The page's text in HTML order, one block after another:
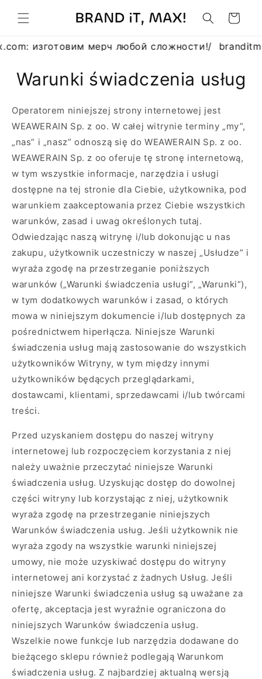
do
treści
Koszyk
изготовим мерч любой сложности!/
Warunki świadczenia usług
Operatorem niniejszej strony internetowej jest
WEAWERAIN Sp. z oo. W całej witrynie terminy „my”,
„nas” i „nasz” odnoszą się do WEAWERAIN Sp. z oo.
WEAWERAIN Sp. z oo oferuje tę stronę internetową,
w tym wszystkie informacje, narzędzia i usługi
dostępne na tej stronie dla Ciebie, użytkownika, pod
warunkiem zaakceptowania przez Ciebie wszystkich
warunków, zasad i uwag określonych tutaj.
Odwiedzając naszą witrynę i/lub dokonując u nas
zakupu, użytkownik uczestniczy w naszej „Usłudze” i
wyraża zgodę na przestrzeganie poniższych
warunków („Warunki świadczenia usługi”, „Warunki”),
w tym dodatkowych warunków i zasad, o których
mowa w niniejszym dokumencie i/lub dostępnych za
pośrednictwem hiperłącza. Niniejsze Warunki
świadczenia usług mają zastosowanie do wszystkich
użytkowników Witryny, w tym między innymi
użytkowników będących przeglądarkami,
dostawcami, klientami, sprzedawcami i/lub twórcami
treści.
Przed uzyskaniem dostępu do naszej witryny
internetowej lub rozpoczęciem korzystania z niej
należy uważnie przeczytać niniejsze Warunki
świadczenia usług. Uzyskując dostęp do dowolnej
części witryny lub korzystając z niej, użytkownik
wyraża zgodę na przestrzeganie niniejszych
Warunków świadczenia usług. Jeśli użytkownik nie
wyraża zgody na wszystkie warunki niniejszej
umowy, nie może uzyskiwać dostępu do witryny
internetowej ani korzystać z żadnych Usług. Jeśli
niniejsze Warunki świadczenia usług są uważane za
ofertę, akceptacja jest wyraźnie ograniczona do
niniejszych Warunków świadczenia usług.
Wszelkie nowe funkcje lub narzędzia dodawane do
bieżącego sklepu również podlegają Warunkom
świadczenia usług. Z najbardziej aktualną wersją